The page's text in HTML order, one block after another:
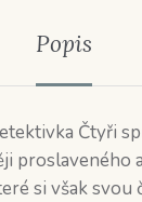
Popis
Čtyři
proslaveného
si však svou